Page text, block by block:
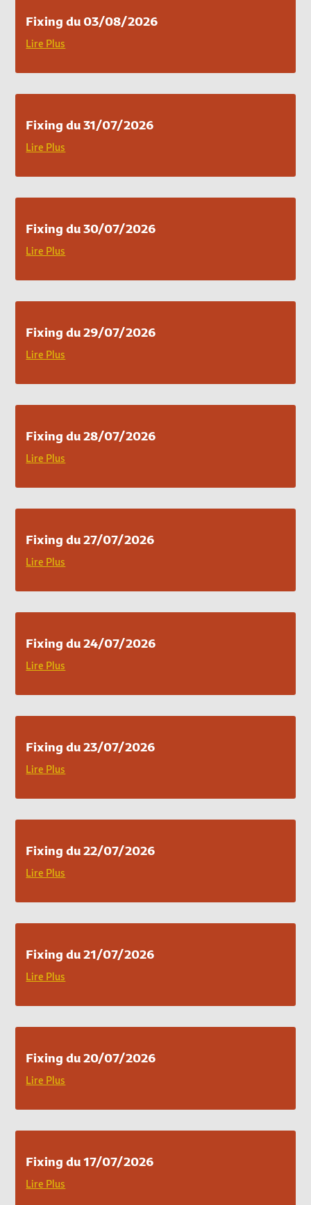
Fixing du 03/08/2026
Lire Plus
Fixing du 31/07/2026
Lire Plus
Fixing du 30/07/2026
Lire Plus
Fixing du 29/07/2026
Lire Plus
Fixing du 28/07/2026
Lire Plus
Fixing du 27/07/2026
Lire Plus
Fixing du 24/07/2026
Lire Plus
Fixing du 23/07/2026
Lire Plus
Fixing du 22/07/2026
Lire Plus
Fixing du 21/07/2026
Lire Plus
Fixing du 20/07/2026
Lire Plus
Fixing du 17/07/2026
Lire Plus